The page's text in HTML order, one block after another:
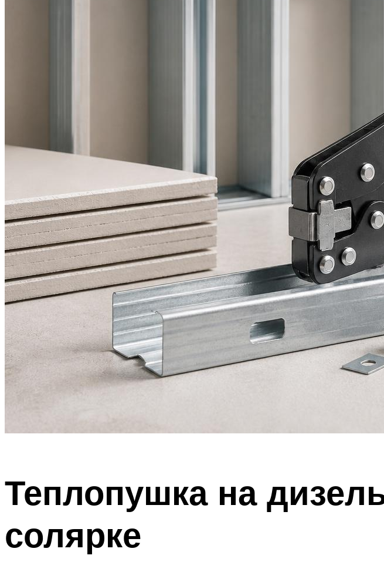
Теплопушка на
солярке